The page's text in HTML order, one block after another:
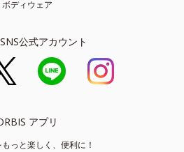
ボディウェア
公式アカウント
アプリ
っと楽しく、便利に！